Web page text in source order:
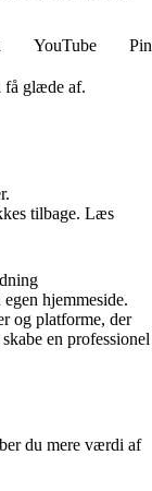
YouTube
få glæde af.
tilbage. Læs
hjemmeside.
og platforme, der
en professionel
du mere værdi af